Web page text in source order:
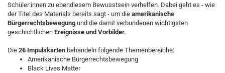
Schüler:innen zu ebendiesem Bewusstsein verhelfen. Dabei geht es - wie
der Titel des Materials bereits sagt - um die amerikanische
Bürgerrechtsbewegung und die damit verbundenen wichtigsten
geschichtlichen Ereignisse und Vorbilder.
Die 26 Impulskarten behandeln folgende Themenbereiche:
Amerikanische Bürgerrechtsbewegung
Black Lives Matter